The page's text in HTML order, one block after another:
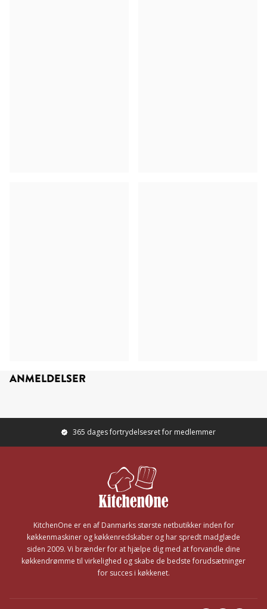
ANMELDELSER
365 dages fortrydelsesret for medlemmer
KitchenOne er en af Danmarks største netbutikker inden for
køkkenmaskiner og køkkenredskaber og har spredt madglæde
siden 2009. Vi brænder for at hjælpe dig med at forvandle dine
køkkendrømme til virkelighed og skabe de bedste forudsætninger
for succes i køkkenet.